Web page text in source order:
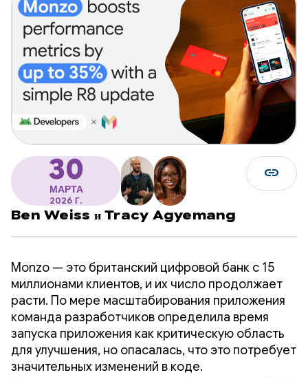
30
МАРТА
2026 Г.
Ben Weiss и Tracy Agyemang
link
Monzo — это британский цифровой банк с 15
миллионами клиентов, и их число продолжает
расти. По мере масштабирования приложения
команда разработчиков определила время
запуска приложения как критическую область
для улучшения, но опасалась, что это потребует
значительных изменений в коде.